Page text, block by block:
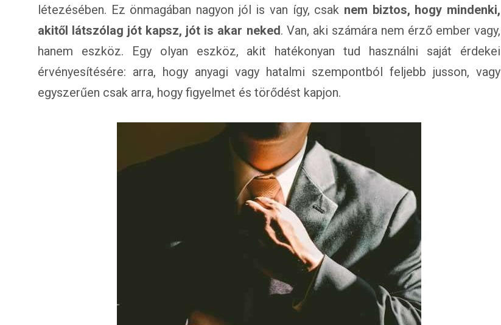
létezésében. Ez önmagában nagyon jól is van így, csak nem biztos, hogy mindenki,
akitől látszólag jót kapsz, jót is akar neked. Van, aki számára nem érző ember vagy,
hanem eszköz. Egy olyan eszköz, akit hatékonyan tud használni saját érdekei
érvényesítésére: arra, hogy anyagi vagy hatalmi szempontból feljebb jusson, vagy
egyszerűen csak arra, hogy figyelmet és törődést kapjon.